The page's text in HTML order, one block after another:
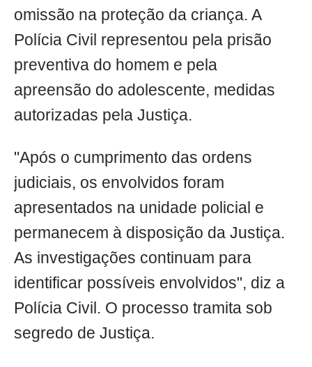
omissão na proteção da criança. A
Polícia Civil representou pela prisão
preventiva do homem e pela
apreensão do adolescente, medidas
autorizadas pela Justiça.
"Após o cumprimento das ordens
judiciais, os envolvidos foram
apresentados na unidade policial e
permanecem à disposição da Justiça.
As investigações continuam para
identificar possíveis envolvidos", diz a
Polícia Civil. O processo tramita sob
segredo de Justiça.